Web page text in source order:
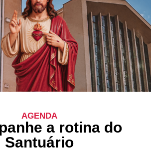
AGENDA
a rotina do
Santuário